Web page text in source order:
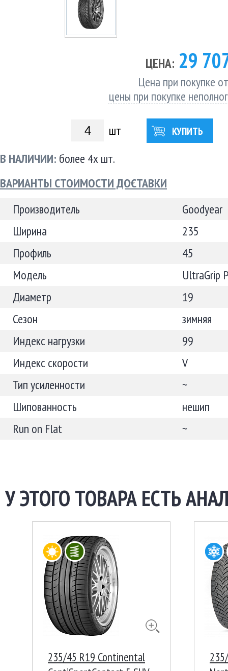
ЦЕНА: 29
Цена при покупке
цены при покупке
шт КУПИТЬ
В НАЛИЧИИ: более 4х шт.
ВАРИАНТЫ СТОИМОСТИ ДОСТАВКИ
Производитель
Goodyear
Ширина
235
Профиль
45
Модель
UltraGrip
Диаметр
19
Сезон
зимняя
Индекс нагрузки
99
Индекс скорости
V
Тип усиленности
~
Шипованность
нешип
Run on Flat
~
У ЭТОГО ТОВАРА ЕСТЬ
235/45 R19 Continental